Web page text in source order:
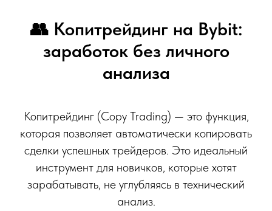
👥 Копитрейдинг на Bybit:
заработок без личного
анализа
Копитрейдинг (Copy Trading) — это функция,
которая позволяет автоматически копировать
сделки успешных трейдеров. Это идеальный
инструмент для новичков, которые хотят
зарабатывать, не углубляясь в технический
анализ.